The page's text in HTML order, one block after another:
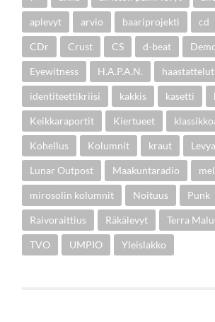
aplevyt arvio baariprojekti cd
CDr Crust CS d-beat
Eyewitness H.A.P.A.N. haastattelut
identiteettikriisi kakkis kasetti
Keikkaraportit Kiertueet
Kohellus Kolumnit kraut
Lunar Outpost Maakuntaradio
mirosolin kolumnit Noituus Punk
Raivoraittius Räkälevyt Terra
TVO UMPIO Yleislakko